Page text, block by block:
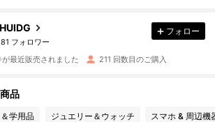
81 フォロワー
は1日前 に購入しました
81 フォロワー
フォロー
が最近販売されました 211 回数目のご購入
品
学用品 ジュエリー＆ウォッチ スマホ & 周辺機